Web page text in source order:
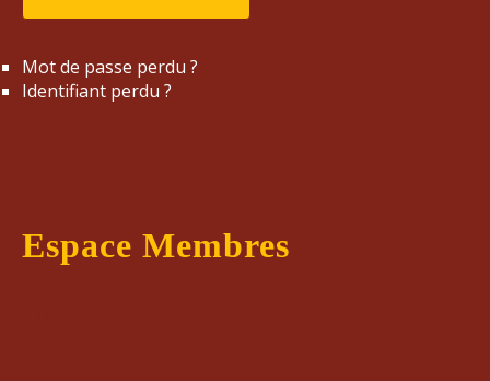
Mot de passe perdu ?
Identifiant perdu ?
Espace Membres